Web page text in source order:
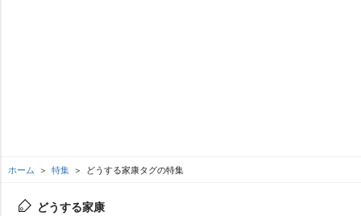
ホーム 特集 どうする家康タグの特集
どうする家康